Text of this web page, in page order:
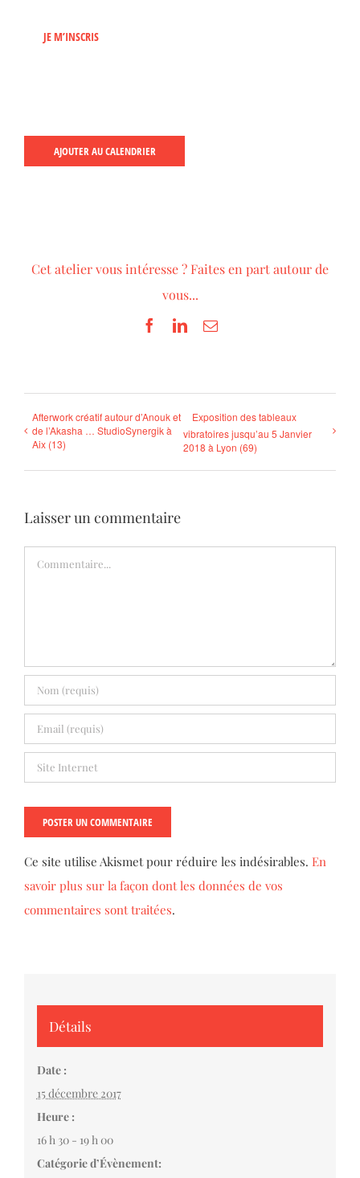
JE M’INSCRIS
AJOUTER AU CALENDRIER
Cet atelier vous intéresse ? Faites en part autour de
vous...
Facebook
LinkedInEmail
Afterwork créatif autour d’Anouk et
de l’Akasha … StudioSynergik à
Aix (13)
Exposition des tableaux
vibratoires jusqu’au 5 Janvier
2018 à Lyon (69)
Laisser un commentaire
Commentaire
Ce site utilise Akismet pour réduire les indésirables. En
savoir plus sur la façon dont les données de vos
commentaires sont traitées.
Détails
Date :
15 décembre 2017
Heure :
16 h 30 - 19 h 00
Catégorie d’Évènement: